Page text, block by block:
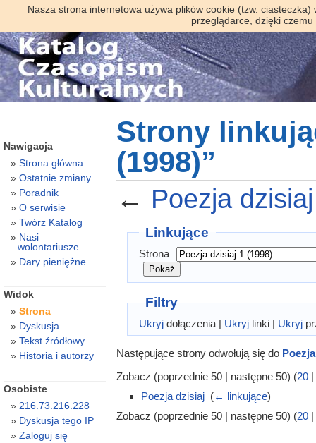
Nasza strona internetowa używa plików cookie (tzw.
przeglądarce, dzięki
Strony
(1998)”
← Poezja
Linkujące
Strona
Filtry
Ukryjdołączenia | Ukryjlinki | Ukryj
Następujące strony odwołują się do
Zobacz (poprzednie 50 | następne 50) (20|
Poezja dzisiaj‎ (← linkujące)
Zobacz (poprzednie 50 | następne 50) (20|
Nawigacja
Strona główna
Ostatnie zmiany
Poradnik
O serwisie
Twórz Katalog
Nasi
wolontariusze
Dary pieniężne
Widok
Strona
Dyskusja
Tekst źródłowy
Historia i autorzy
Osobiste
216.73.216.228
Dyskusja tego IP
Zaloguj się